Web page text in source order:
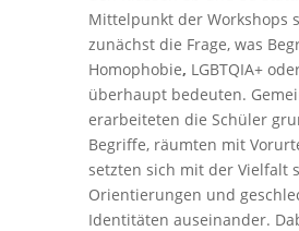
Mittelpunkt der Workshops
zunächst die Frage, was
Homophobie, LGBTQIA+
überhaupt bedeuten.
erarbeiteten die Schüler
Begriffe, räumten mit
setzten sich mit der Vielfalt
Orientierungen und
Identitäten auseinander.